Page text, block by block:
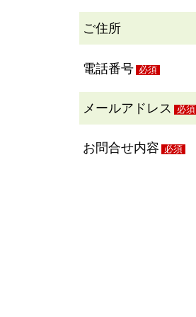
ご住所
電話番号 必須
メールアドレス 必須
お問合せ内容 必須